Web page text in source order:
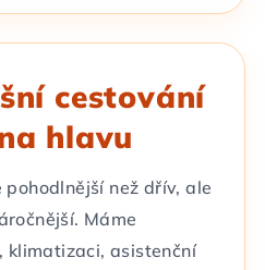
cestování
hlavu
než dřív, ale
Máme
klimatizaci, asistenční